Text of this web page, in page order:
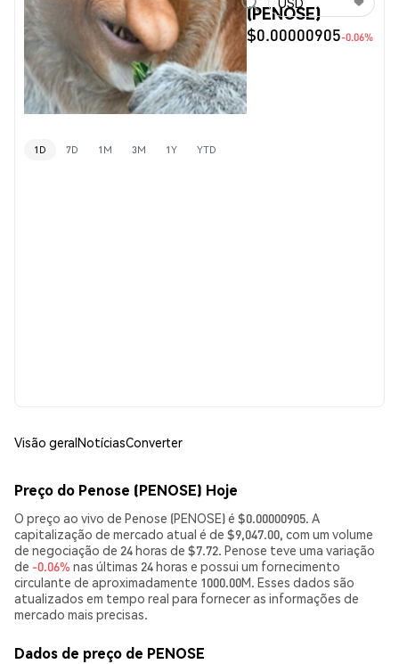
(PENOSE)
$0.00000905-0.06%
1D 7D 1M 3M 1Y YTD
Visão geralNotíciasConverter
Preço do Penose (PENOSE) Hoje
O preço ao vivo de Penose (PENOSE) é $0.00000905. A
capitalização de mercado atual é de $9,047.00, com um volume
de negociação de 24 horas de $7.72. Penose teve uma variação
de -0.06% nas últimas 24 horas e possui um fornecimento
circulante de aproximadamente 1000.00M. Esses dados são
atualizados em tempo real para fornecer as informações de
mercado mais precisas.
Dados de preço de PENOSE